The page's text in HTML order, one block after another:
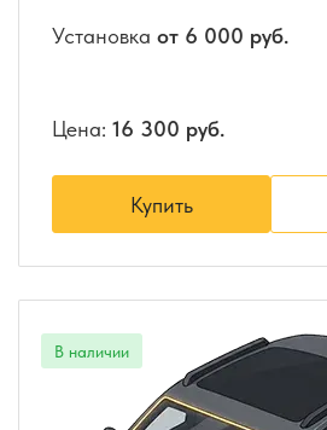
Установка от 6 000 руб.
Цена: 16 300 руб.
Купить